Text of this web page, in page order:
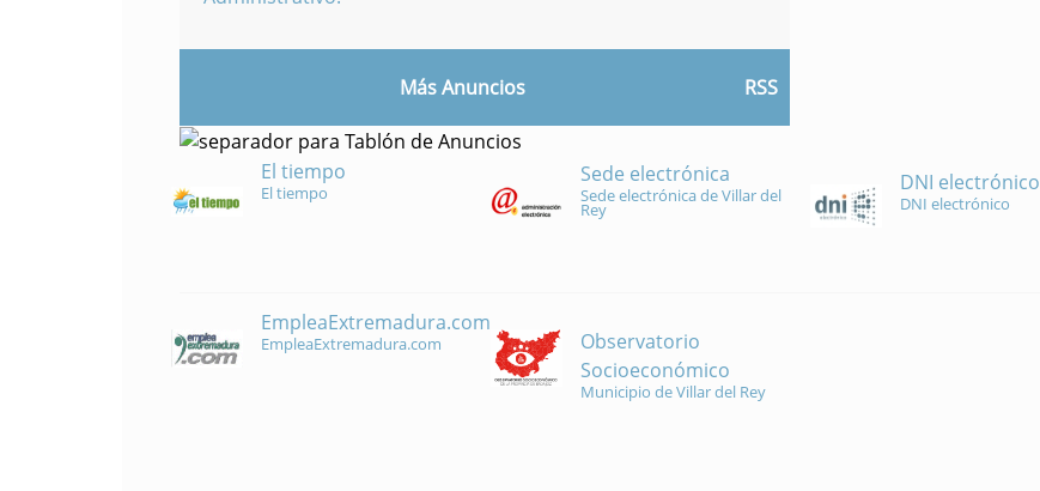
Más Anuncios RSS
El tiempo
El tiempo
Sede electrónica
Sede electrónica de Villar del
Rey
DNI electrónico
DNI electrónico
EmpleaExtremadura.com
EmpleaExtremadura.com
Observatorio
Socioeconómico
Municipio de Villar del Rey